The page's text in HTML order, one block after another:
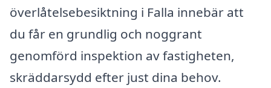
överlåtelsebesiktning i Falla innebär att
du får en grundlig och noggrant
genomförd inspektion av fastigheten,
skräddarsydd efter just dina behov.